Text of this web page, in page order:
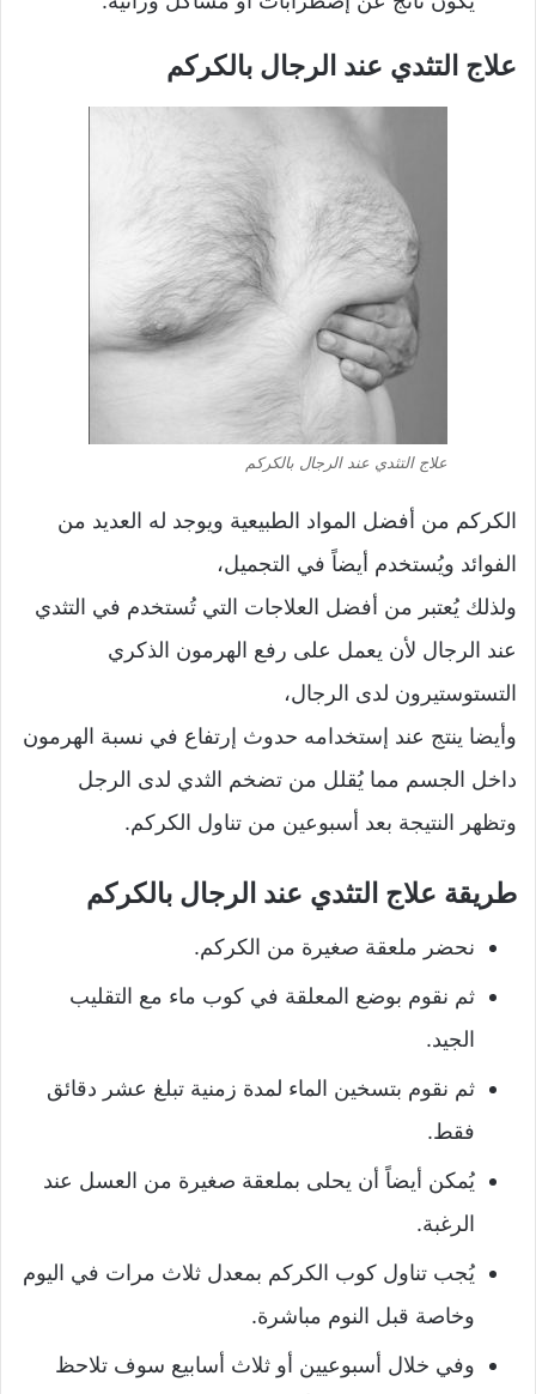
علاج التثدي عند الرجال بالكركم
علاج التثدي عند الرجال بالكركم
الكركم من أفضل المواد الطبيعية ويوجد له العديد من
الفوائد ويُستخدم أيضاً في التجميل،
ولذلك يُعتبر من أفضل العلاجات التي تُستخدم في التثدي
عند الرجال لأن يعمل على رفع الهرمون الذكري
التستوستيرون لدى الرجال،
وأيضا ينتج عند إستخدامه حدوث إرتفاع في نسبة الهرمون
داخل الجسم مما يُقلل من تضخم الثدي لدى الرجل
وتظهر النتيجة بعد أسبوعين من تناول الكركم.
طريقة علاج التثدي عند الرجال بالكركم
نحضر ملعقة صغيرة من الكركم.
ثم نقوم بوضع المعلقة في كوب ماء مع التقليب
الجيد.
ثم نقوم بتسخين الماء لمدة زمنية تبلغ عشر دقائق
فقط.
يُمكن أيضاً أن يحلى بملعقة صغيرة من العسل عند
الرغبة.
يُجب تناول كوب الكركم بمعدل ثلاث مرات في اليوم
وخاصة قبل النوم مباشرة.
وفي خلال أسبوعيين أو ثلاث أسابيع سوف تلاحظ